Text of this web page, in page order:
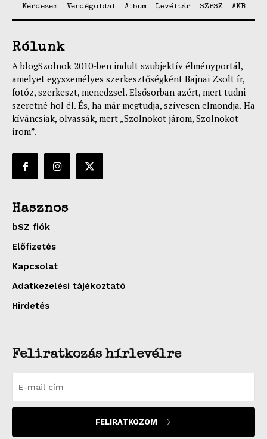
Kérdezem
Vendégoldal Album Levéltár SZPSZ AKB
Rólunk
A blogSzolnok 2010-ben indult szubjektív élményportál,
amelyet egyszemélyes szerkesztőségként Bajnai Zsolt ír,
fotóz, szerkeszt, menedzsel. Elsősorban azért, mert tudni
szeretné hol él. És, ha már megtudja, szívesen elmondja. Ha
kíváncsiak, olvassák, mert „Szolnokot járom, Szolnokot
írom”.
Hasznos
bSZ fiók
Előfizetés
Kapcsolat
Adatkezelési tájékoztató
Hirdetés
Feliratkozás hírlevélre
FELIRATKOZOM